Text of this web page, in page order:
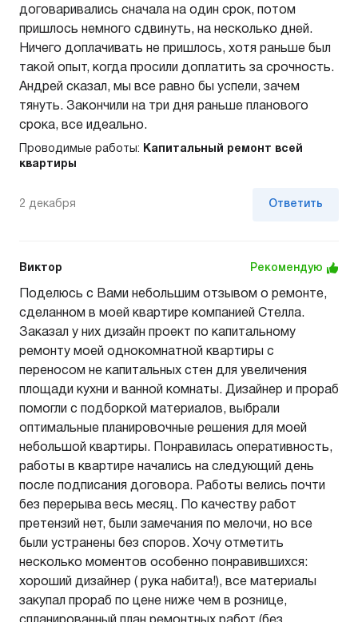
договаривались сначала на один срок, потом
пришлось немного сдвинуть, на несколько дней.
Ничего доплачивать не пришлось, хотя раньше был
такой опыт, когда просили доплатить за срочность.
Андрей сказал, мы все равно бы успели, зачем
тянуть. Закончили на три дня раньше планового
срока, все идеально.
Проводимые работы:
Капитальный ремонт всей
квартиры
2 декабря Ответить
Виктор Рекомендую
Поделюсь с Вами небольшим отзывом о ремонте,
сделанном в моей квартире компанией Стелла.
Заказал у них дизайн проект по капитальному
ремонту моей однокомнатной квартиры с
переносом не капитальных стен для увеличения
площади кухни и ванной комнаты. Дизайнер и прораб
помогли с подборкой материалов, выбрали
оптимальные планировочные решения для моей
небольшой квартиры. Понравилась оперативность,
работы в квартире начались на следующий день
после подписания договора. Работы велись почти
без перерыва весь месяц. По качеству работ
претензий нет, были замечания по мелочи, но все
были устранены без споров. Хочу отметить
несколько моментов особенно понравившихся:
хороший дизайнер ( рука набита!), все материалы
закупал прораб по цене ниже чем в рознице,